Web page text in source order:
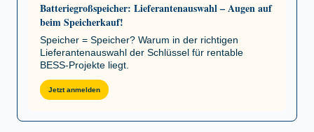
Batteriegroßspeicher: Lieferantenauswahl – Augen auf
beim Speicherkauf!
Speicher = Speicher? Warum in der richtigen
Lieferantenauswahl der Schlüssel für rentable
BESS-Projekte liegt.
Jetzt anmelden